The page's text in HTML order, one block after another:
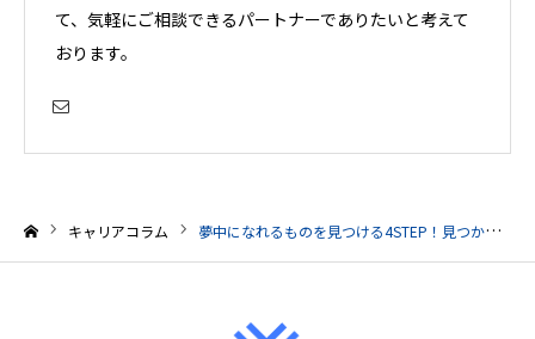
て、気軽にご相談できるパートナーでありたいと考えて
おります。
キャリアコラム 夢中になれるものを見つける4STEP！見つからないときの対処法をキャリアのプロが解説